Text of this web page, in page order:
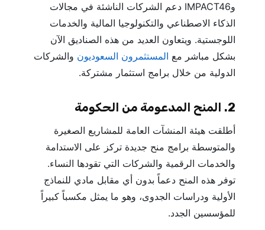
وIMPACT46 دعم الشركات الناشئة في مجالات
الذكاء الاصطناعي والتكنولوجيا المالية والخدمات
اللوجستية. ويتعاون العديد من هذه الصناديق الآن
بشكل مباشر مع المستثمرون السعوديون والشركات
الدولية من خلال برامج استثمار مشتركة.
2. المنح المدعومة من الحكومة
أطلقت هيئة المنشآت العامة للمشاريع الصغيرة
والمتوسطة برامج منح جديدة تركز على الاستدامة
والخدمات الرقمية والشركات التي تقودها النساء.
توفر هذه المنح دعماً بدون أي مقابل مادي للنماذج
الأولية ودراسات الجدوى، وهو ما يمثل مكسباً كبيراً
للمؤسسين الجدد.